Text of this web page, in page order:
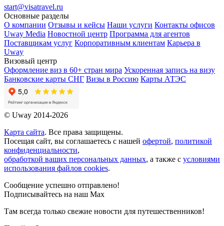
start@visatravel.ru
Основные разделы
О компании Отзывы и кейсы Наши услуги Контакты офисов
Uway Media Новостной центр Программа для агентов
Поставщикам услуг Корпоративным клиентам Карьера в
Uway
Визовый центр
Оформление виз в 60+ стран мира Ускоренная запись на визу
Банковские карты СНГ Визы в Россию Карты АТЭС
© Uway 2014-2026
Карта сайта. Все права защищены.
Посещая сайт, вы соглашаетесь с нашей офертой, политикой
конфиденциальности,
обработкой ваших персональных данных, а также с условиями
использования файлов cookies.
Сообщение успешно отправлено!
Подписывайтесь на наш Max
Там всегда только свежие новости для путешественников!